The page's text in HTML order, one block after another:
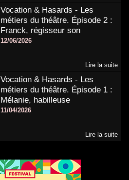
Vocation & Hasards - Les
métiers du théâtre. Épisode 2 :
Franck, régisseur son
12/06/2026
Lire la suite
Vocation & Hasards - Les
métiers du théâtre. Épisode 1 :
Mélanie, habilleuse
11/04/2026
Lire la suite